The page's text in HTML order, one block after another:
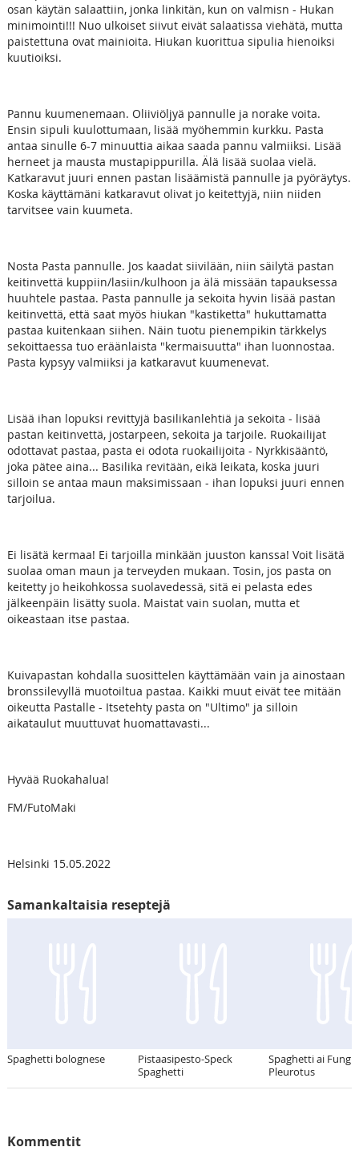
osan käytän salaattiin, jonka linkitän, kun on valmisn - Hukan
minimointi!!! Nuo ulkoiset siivut eivät salaatissa viehätä, mutta
paistettuna ovat mainioita. Hiukan kuorittua sipulia hienoiksi
kuutioiksi.
Pannu kuumenemaan. Oliiviöljyä pannulle ja norake voita.
Ensin sipuli kuulottumaan, lisää myöhemmin kurkku. Pasta
antaa sinulle 6-7 minuuttia aikaa saada pannu valmiiksi. Lisää
herneet ja mausta mustapippurilla. Älä lisää suolaa vielä.
Katkaravut juuri ennen pastan lisäämistä pannulle ja pyöräytys.
Koska käyttämäni katkaravut olivat jo keitettyjä, niin niiden
tarvitsee vain kuumeta.
Nosta Pasta pannulle. Jos kaadat siivilään, niin säilytä pastan
keitinvettä kuppiin/lasiin/kulhoon ja älä missään tapauksessa
huuhtele pastaa. Pasta pannulle ja sekoita hyvin lisää pastan
keitinvettä, että saat myös hiukan "kastiketta" hukuttamatta
pastaa kuitenkaan siihen. Näin tuotu pienempikin tärkkelys
sekoittaessa tuo eräänlaista "kermaisuutta" ihan luonnostaa.
Pasta kypsyy valmiiksi ja katkaravut kuumenevat.
Lisää ihan lopuksi revittyjä basilikanlehtiä ja sekoita - lisää
pastan keitinvettä, jostarpeen, sekoita ja tarjoile. Ruokailijat
odottavat pastaa, pasta ei odota ruokailijoita - Nyrkkisääntö,
joka pätee aina... Basilika revitään, eikä leikata, koska juuri
silloin se antaa maun maksimissaan - ihan lopuksi juuri ennen
tarjoilua.
Ei lisätä kermaa! Ei tarjoilla minkään juuston kanssa! Voit lisätä
suolaa oman maun ja terveyden mukaan. Tosin, jos pasta on
keitetty jo heikohkossa suolavedessä, sitä ei pelasta edes
jälkeenpäin lisätty suola. Maistat vain suolan, mutta et
oikeastaan itse pastaa.
Kuivapastan kohdalla suosittelen käyttämään vain ja ainostaan
bronssilevyllä muotoiltua pastaa. Kaikki muut eivät tee mitään
oikeutta Pastalle - Itsetehty pasta on "Ultimo" ja silloin
aikataulut muuttuvat huomattavasti...
Hyvää Ruokahalua!
FM/FutoMaki
Helsinki 15.05.2022
Samankaltaisia reseptejä
Spaghetti bolognese
Pistaasipesto-Speck
Spaghetti
Spaghetti ai Fungi
Pleurotus
Kommentit